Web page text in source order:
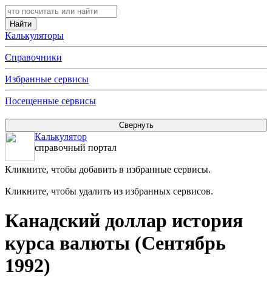
Калькуляторы
Справочники
Избранные сервисы
Посещенные сервисы
Калькулятор
справочный портал
Кликните, чтобы добавить в избранные сервисы.
Кликните, чтобы удалить из избранных сервисов.
Канадский доллар история
курса валюты (Сентябрь
1992)